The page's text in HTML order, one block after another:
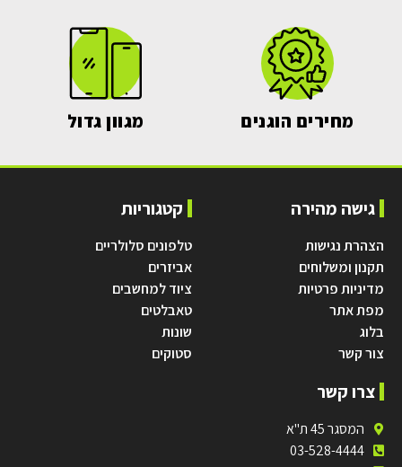
מחירים הוגנים מגוון גדול
גישה מהירה
הצהרת נגישות
תקנון ומשלוחים
מדיניות פרטיות
מפת אתר
בלוג
צור קשר
קטגוריות
טלפונים סלולריים
אביזרים
ציוד למחשבים
טאבלטים
שונות
סטוקים
צרו קשר
המסגר 45 ת"א
03-528-4444